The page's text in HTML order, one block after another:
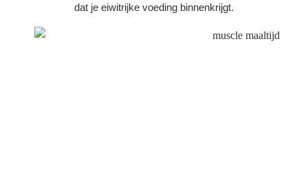
dat je eiwitrijke voeding binnenkrijgt.